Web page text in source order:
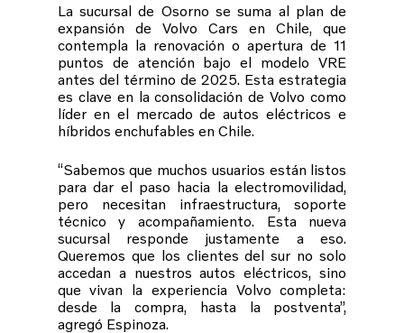
La sucursal de Osorno se suma al plan de
expansión de Volvo Cars en Chile, que
contempla la renovación o apertura de 11
puntos de atención bajo el modelo VRE
antes del término de 2025. Esta estrategia
es clave en la consolidación de Volvo como
líder en el mercado de autos eléctricos e
híbridos enchufables en Chile.
“Sabemos que muchos usuarios están listos
para dar el paso hacia la electromovilidad,
pero necesitan infraestructura, soporte
técnico y acompañamiento. Esta nueva
sucursal responde justamente a eso.
Queremos que los clientes del sur no solo
accedan a nuestros autos eléctricos, sino
que vivan la experiencia Volvo completa:
desde la compra, hasta la postventa”,
agregó Espinoza.